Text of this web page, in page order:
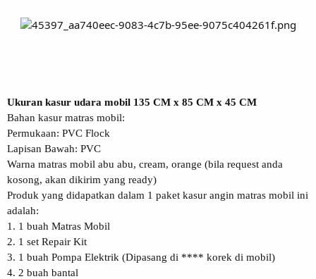
Ukuran kasur udara mobil 135 CM x 85 CM x 45 CM
Bahan kasur matras mobil:
Permukaan: PVC Flock
Lapisan Bawah: PVC
Warna matras mobil abu abu, cream, orange (bila request anda
kosong, akan dikirim yang ready)
Produk yang didapatkan dalam 1 paket kasur angin matras mobil ini
adalah:
1. 1 buah Matras Mobil
2. 1 set Repair Kit
3. 1 buah Pompa Elektrik (Dipasang di **** korek di mobil)
4. 2 buah bantal